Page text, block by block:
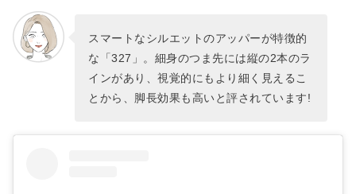
スマートなシルエットのアッパーが特徴的
な「327」。細身のつま先には縦の2本のラ
インがあり、視覚的にもより細く見えるこ
とから、脚長効果も高いと評されています!